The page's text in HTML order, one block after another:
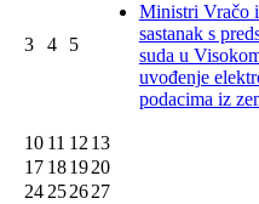
3 4 5
Ministri Vračo
sastanak s
suda u
uvođenje
podacima iz
10 11 12 13
17 181920
24 252627